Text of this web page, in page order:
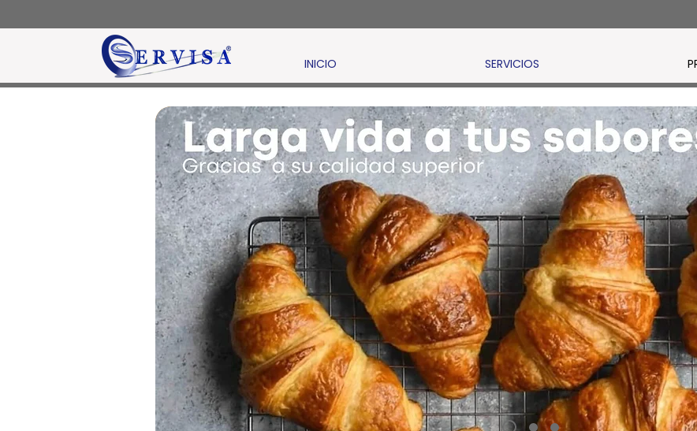
INICIO SERVICIOS